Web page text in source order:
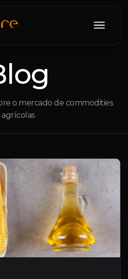
o mercado de commodities
agrícolas